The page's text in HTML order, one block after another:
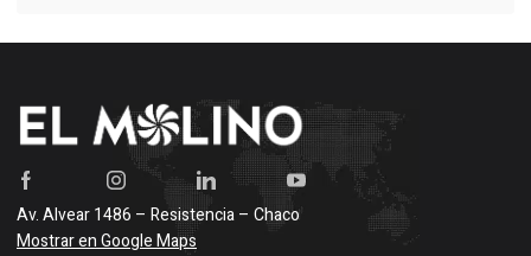
Av. Alvear 1486 – Resistencia – Chaco
Mostrar en Google Maps